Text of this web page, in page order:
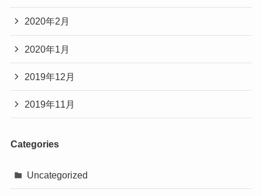
2020年2月
2020年1月
2019年12月
2019年11月
Categories
Uncategorized